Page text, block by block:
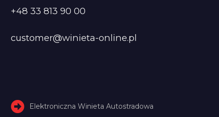
+48 33 813 90 00
customer@winieta-online.pl
Elektroniczna Winieta Autostradowa